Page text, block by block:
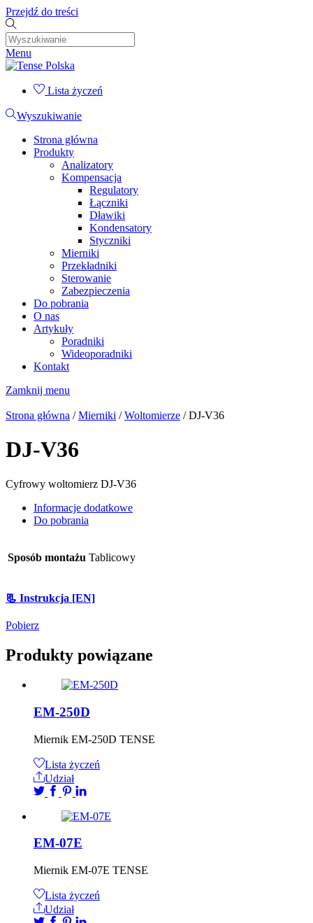
Przejdź do treści
Menu
Lista życzeń
Wyszukiwanie
Strona główna
Produkty
Analizatory
Kompensacja
Regulatory
Łączniki
Dławiki
Kondensatory
Styczniki
Mierniki
Przekładniki
Sterowanie
Zabezpieczenia
Do pobrania
O nas
Artykuły
Poradniki
Wideoporadniki
Kontakt
Zamknij menu
Strona główna /Mierniki /Woltomierze / DJ-V36
DJ-V36
Cyfrowy woltomierz DJ-V36
Informacje dodatkowe
Do pobrania
Sposób montażu Tablicowy
📃 Instrukcja [EN]
Pobierz
Produkty powiązane
EM-250D
Miernik EM-250D TENSE
Lista życzeń
Udział
EM-07E
Miernik EM-07E TENSE
Lista życzeń
Udział